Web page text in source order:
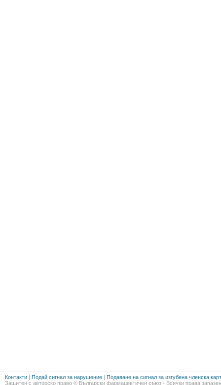
Контакти | Подай сигнал за нарушение | Подаване на сигнал за изгубена членска
Защитен с авторско право © Български фармацевтичен съюз - Всички права